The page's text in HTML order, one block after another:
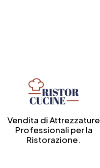
Vendita di Attrezzature
Professionali per la
Ristorazione.